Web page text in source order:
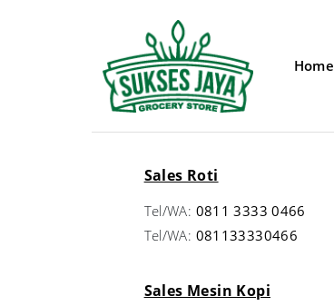
Home
Sales Roti
Tel/WA: 0811 3333 0466
Tel/WA: 081133330466
Sales Mesin Kopi